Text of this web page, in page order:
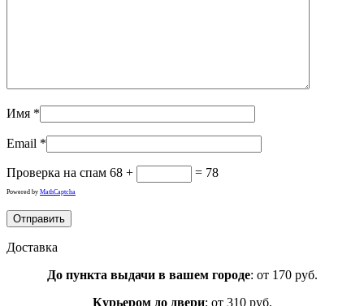
Имя *
Email *
Проверка на спам 68 + = 78
Powered by MathCaptcha
Доставка
До пункта выдачи в вашем городе: от 170 руб.
Курьером до двери: от 310 руб.